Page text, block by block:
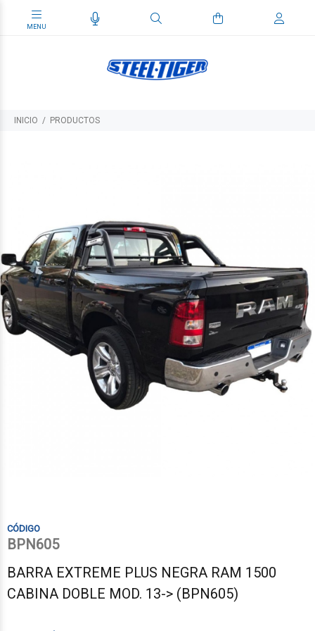
INICIO PRODUCTOS
BPN605
BARRA EXTREME PLUS NEGRA RAM 1500
CABINA DOBLE MOD. 13-> (BPN605)